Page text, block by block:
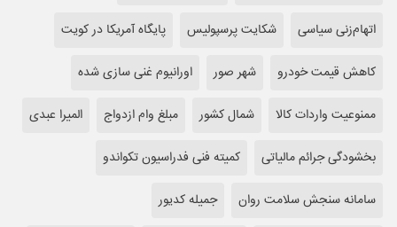
اتهام‌‎زنی سیاسی
شکایت پرسپولیس
پایگاه آمریکا در کویت
کاهش قیمت خودرو
شهر صور
اورانیوم غنی سازی شده
ممنوعیت واردات کالا
شمال کشور مبلغ وام ازدواج
المیرا عبدی
بخشودگی جرائم مالیاتی
کمیته فنی فدراسیون تکواندو
سامانه سنجش سلامت روان
جمیله کدیور